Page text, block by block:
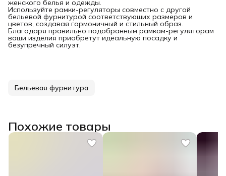
женского белья и одежды.
Используйте рамки-регуляторы совместно с другой
бельевой фурнитурой соответствующих размеров и
цветов, создавая гармоничный и стильный образ.
Благодаря правильно подобранным рамкам-регуляторам
ваши изделия приобретут идеальную посадку и
безупречный силуэт.
Бельевая фурнитура
Похожие товары